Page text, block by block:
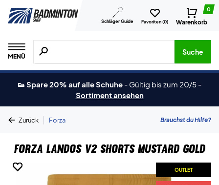
Schläger Guide Favoriten (0)
0
Warenkorb
MENÜ
Suche nach Produkten, Marken usw.
Suche
👟 Spare 20% auf alle Schuhe - Gültig bis zum 20/5 -
Sortiment ansehen
Zurück | Forza Brauchst du Hilfe?
Forza Landos V2 Shorts Mustard Gold
OUTLET
OUTLET
OUTLET
OUTLET